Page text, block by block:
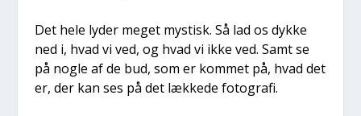
Det hele lyder meget mystisk. Så lad os dyk­ke
ned i, hvad vi ved, og hvad vi ikke ved. Samt se
på nog­le af de bud, som er kom­met på, hvad det
er, der kan ses på det læk­ke­de foto­gra­fi.